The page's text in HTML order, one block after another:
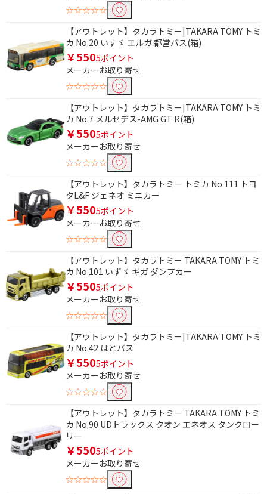
☆☆☆☆☆
【アウトレット】タカラトミー|TAKARA TOMY トミ
カ No.20 いすゞ エルガ 都営バス(箱)
￥5505ポイント
メーカーお取り寄せ
☆☆☆☆☆
【アウトレット】タカラトミー|TAKARA TOMY トミ
カ No.7 メルセデス-AMG GT R(箱)
￥5505ポイント
メーカーお取り寄せ
☆☆☆☆☆
【アウトレット】タカラトミー トミカ No.111 トヨ
タL&F ジェネオ ミニカー
￥5505ポイント
メーカーお取り寄せ
☆☆☆☆☆
【アウトレット】タカラトミー TAKARA TOMY トミ
カ No.101 いずゞ ギガ ダンプカー
￥5505ポイント
メーカーお取り寄せ
☆☆☆☆☆
【アウトレット】タカラトミー|TAKARA TOMY トミ
カ No.42 はとバス
￥5505ポイント
メーカーお取り寄せ
☆☆☆☆☆
【アウトレット】タカラトミー TAKARA TOMY トミ
カ No.90 UDトラックス クオン エネオス タンクロー
リー
￥5505ポイント
メーカーお取り寄せ
☆☆☆☆☆
条件で絞り込む
フリーワードで絞り込む
除外する
除外する にチェックを入れると、指定したワード
を除外して検索します。
価格で絞り込む